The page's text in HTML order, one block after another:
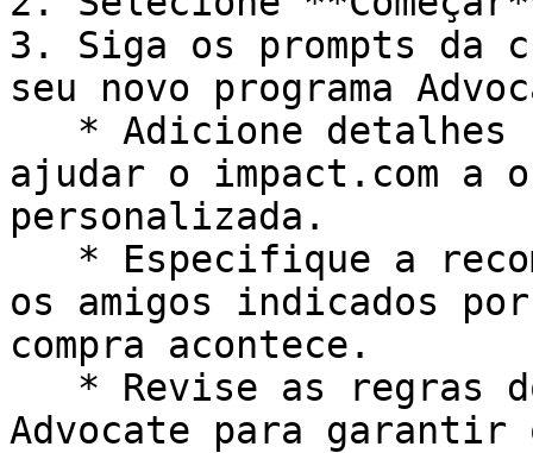
3. Siga os prompts da
seu novo programa
ajudar o impact.com a
personalizada.
os amigos indicados por
compra acontece.
Advocate para